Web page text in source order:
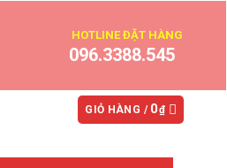
HOTLINE ĐẶT HÀNG
096.3388.545
GIỎ HÀNG / 0₫